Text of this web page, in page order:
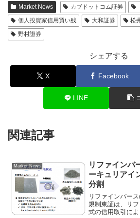
Market News カブドットコム証券
個人投資家信用買い残
大和証券 松
野村證券
シェアする
X Facebook
LINE
関連記事
Market News
リファインバ
ーキュリアイ
分割
リファインバー
規制東証は、リ
式の信用取引によ